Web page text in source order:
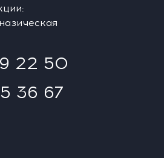
22 50
36 67